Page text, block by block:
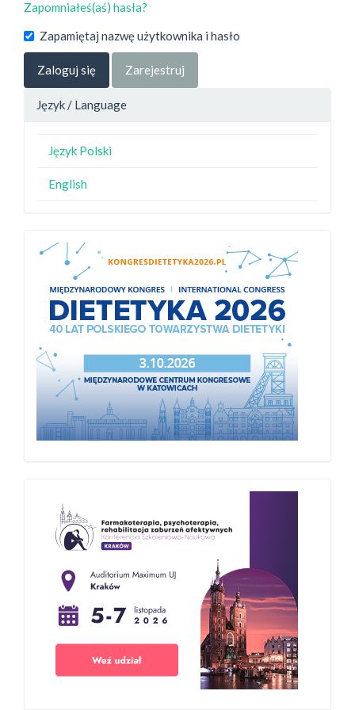
Zapomniałeś(aś) hasła?
Zapamiętaj nazwę użytkownika i hasło
Zaloguj się Zarejestruj
Język / Language
Język Polski
English